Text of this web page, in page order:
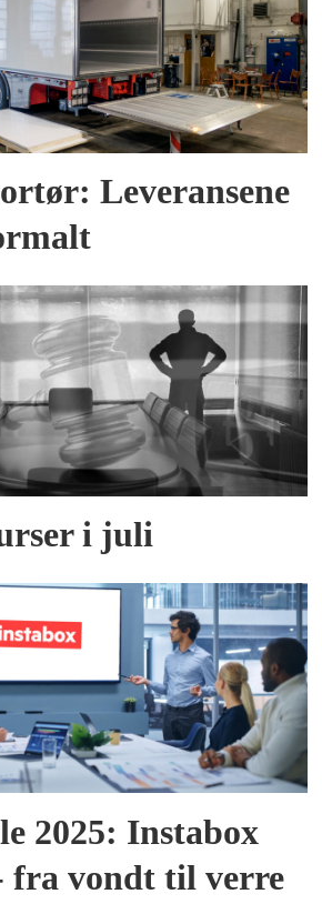
Leveransene
i juli
2025: Instabox
fra vondt til verre